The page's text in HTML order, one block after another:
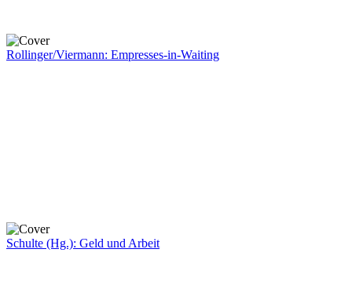
Rollinger/Viermann: Empresses-in-Waiting
Schulte (Hg.): Geld und Arbeit